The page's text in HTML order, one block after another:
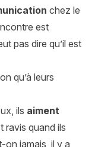
chez le
est
pas dire qu’il est
qu’à leurs
ils aiment
ravis quand ils
on jamais, il y a